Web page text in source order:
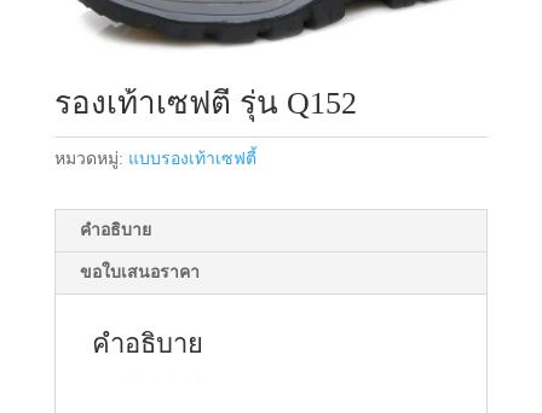
รองเท้าเซฟตี้ รุ่น Q152
หมวดหมู่: แบบรองเท้าเซฟตี้
คำอธิบาย
ขอใบเสนอราคา
คำอธิบาย